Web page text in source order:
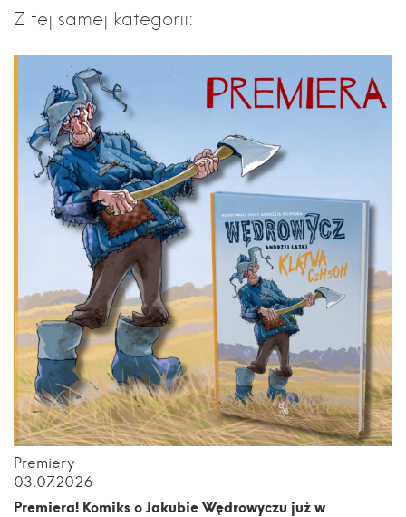
Z tej samej kategorii:
Premiery
03.07.2026
Premiera! Komiks o Jakubie Wędrowyczu już w